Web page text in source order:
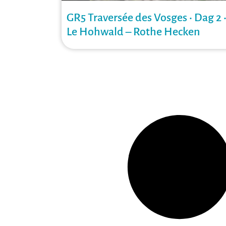
GR5 Traversée des Vosges • Dag 2 •
Le Hohwald – Rothe Hecken